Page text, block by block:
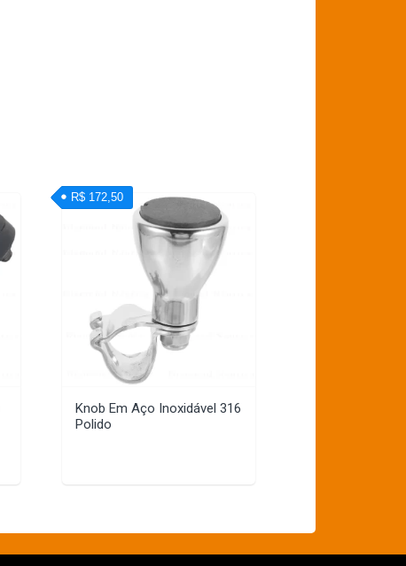
Knob Em Aço Inoxidável 316
Polido
R$ 172,50